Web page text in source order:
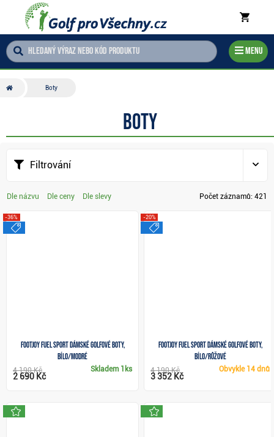
Menu
Boty
Boty
Filtrování
Dle názvu Dle ceny Dle slevy Počet záznamů: 421
FootJoy Fuel Sport dámské golfové boty,
bílo/modré
-36%
Skladem 1ks
4 190 Kč
2 690 Kč
FootJoy Fuel Sport dámské golfové boty,
bílo/růžové
-20%
Obvykle 14 dnů
4 190 Kč
3 352 Kč